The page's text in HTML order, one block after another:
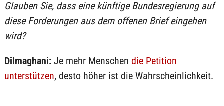
Glauben Sie, dass eine künftige Bundesregierung auf
diese Forderungen aus dem offenen Brief eingehen
wird?
Dilmaghani: Je mehr Menschen die Petition
unterstützen, desto höher ist die Wahrscheinlichkeit.